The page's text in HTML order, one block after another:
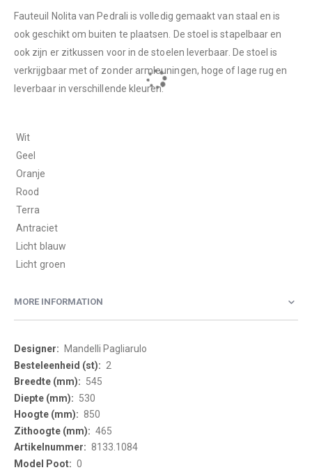
Fauteuil Nolita van Pedrali is volledig gemaakt van staal en is
ook geschikt om buiten te plaatsen. De stoel is stapelbaar en
ook zijn er zitkussen voor in de stoelen leverbaar. De stoel is
verkrijgbaar met of zonder armleuningen, hoge of lage rug en
leverbaar in verschillende kleuren:
 Wit
 Geel
 Oranje
 Rood
 Terra
 Antraciet
 Licht blauw
 Licht groen
MORE INFORMATION
More
Information
Mandelli Pagliarulo
2
545
530
850
465
8133.1084
0